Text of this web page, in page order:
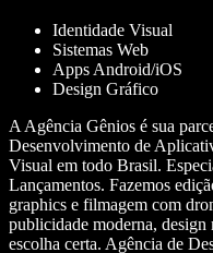
Identidade Visual
Sistemas Web
Apps Android/iOS
Design Gráfico
A Agência Gênios é sua
Desenvolvimento de
Visual em todo Brasil.
Lançamentos. Fazemos
graphics e filmagem com
publicidade moderna, design
escolha certa. Agência de